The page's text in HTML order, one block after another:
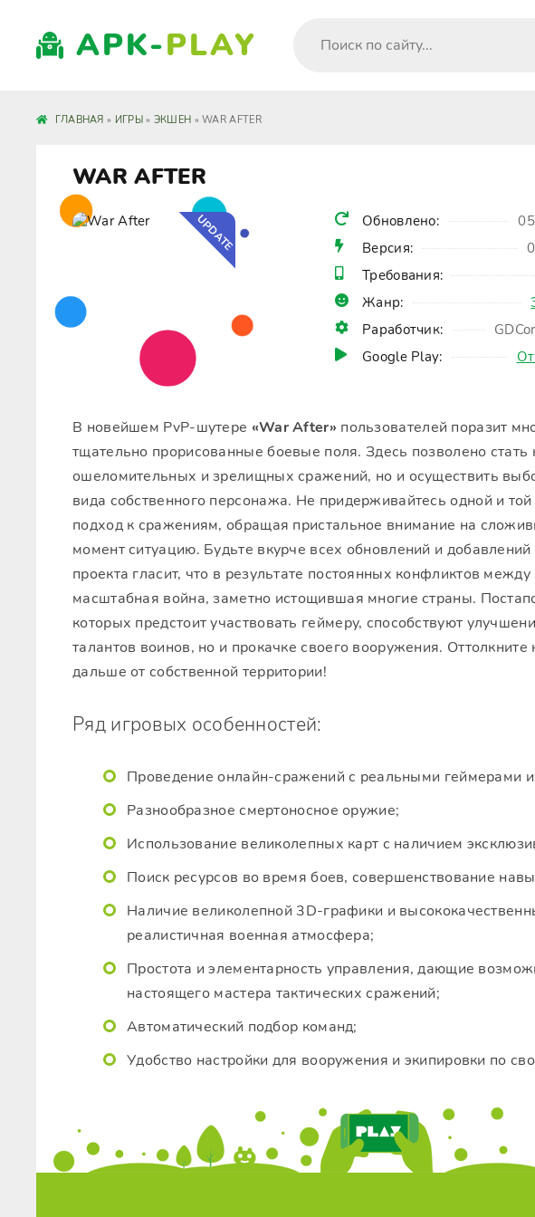
APK-PLAY
ГЛАВНАЯ » ИГРЫ» ЭКШЕН » WAR AFTER
WAR AFTER
Обновлено:
Версия:
Требования:
Жанр:
Раработчик:
Google Play:
UPDATE
В новейшем PvP-шутере «War After» пользователей поразит
тщательно прорисованные боевые поля. Здесь позволено стать
ошеломительных и зрелищных сражений, но и осуществить
вида собственного персонажа. Не придерживайтесь одной и
подход к сражениям, обращая пристальное внимание на
момент ситуацию. Будьте вкурче всех обновлений и
проекта гласит, что в результате постоянных конфликтов
масштабная война, заметно истощившая многие страны.
которых предстоит участвовать геймеру, способствуют
талантов воинов, но и прокачке своего вооружения.
дальше от собственной территории!
Ряд игровых особенностей:
Проведение онлайн-сражений с реальными геймерами
Разнообразное смертоносное оружие;
Использование великолепных карт с наличием
Поиск ресурсов во время боев, совершенствование
Наличие великолепной 3D-графики и
реалистичная военная атмосфера;
Простота и элементарность управления, дающие
настоящего мастера тактических сражений;
Автоматический подбор команд;
Удобство настройки для вооружения и экипировки по